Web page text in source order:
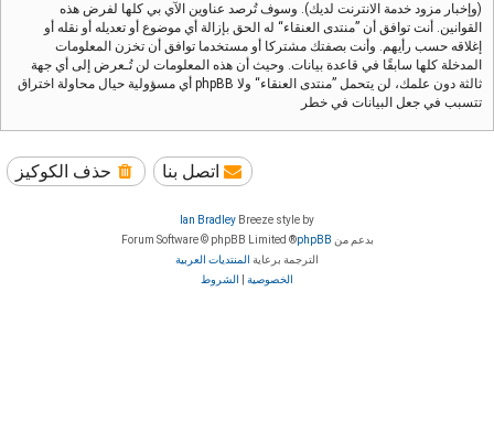
(وإخبار مزود خدمة الانترنت لديك). وسوف تُرصد عناوين الآي بي كلها لفرض هذه
القوانين. أنت توافق أن ”منتدى العنقاء“ له الحق بإزالة أي موضوع أو تعديله أو نقله أو
إغلاقه حسب رأيهم. وأنت بصفتك مشتركا أو مستخدما توافق أن تخزن المعلومات
المدخلة كلها سابقًا في قاعدة بيانات. وحيث أن هذه المعلومات لن تُـعرض إلى أي جهة
ثالثة دون علمك، لن يتحمل ”منتدى العنقاء“ ولا phpBB أي مسؤولية حيال محاولة اختراق
تتسبب في جعل البيانات في خطر
حذف الكوكيز اتصل بنا
Breeze style by
Ian Bradley
بدعم من phpBB
® Forum Software © phpBB Limited
الترجمة برعاية المنتديات العربية
الخصوصية
الشروط